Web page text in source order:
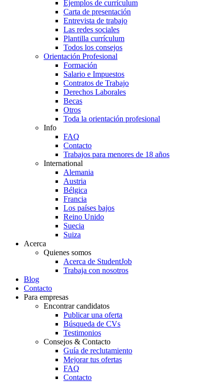
Ejemplos de currículum
Carta de presentación
Entrevista de trabajo
Las redes sociales
Plantilla currículum
Todos los consejos
Orientación Profesional
Formación
Salario e Impuestos
Contratos de Trabajo
Derechos Laborales
Becas
Otros
Toda la orientación profesional
Info
FAQ
Contacto
Trabajos para menores de 18 años
International
Alemania
Austria
Bélgica
Francia
Los países bajos
Reino Unido
Suecia
Suiza
Acerca
Quienes somos
Acerca de StudentJob
Trabaja con nosotros
Blog
Contacto
Para empresas
Encontrar candidatos
Publicar una oferta
Búsqueda de CVs
Testimonios
Consejos & Contacto
Guía de reclutamiento
Mejorar tus ofertas
FAQ
Contacto